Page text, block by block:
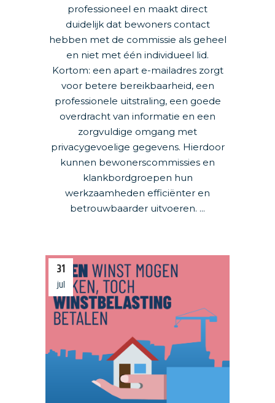
professioneel en maakt direct
duidelijk dat bewoners contact
hebben met de commissie als geheel
en niet met één individueel lid.
Kortom: een apart e-mailadres zorgt
voor betere bereikbaarheid, een
professionele uitstraling, een goede
overdracht van informatie en een
zorgvuldige omgang met
privacygevoelige gegevens. Hierdoor
kunnen bewonerscommissies en
klankbordgroepen hun
werkzaamheden efficiënter en
betrouwbaarder uitvoeren. ...
31
jul